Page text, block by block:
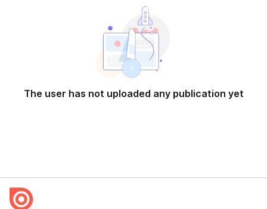
The user has not uploaded any publication yet